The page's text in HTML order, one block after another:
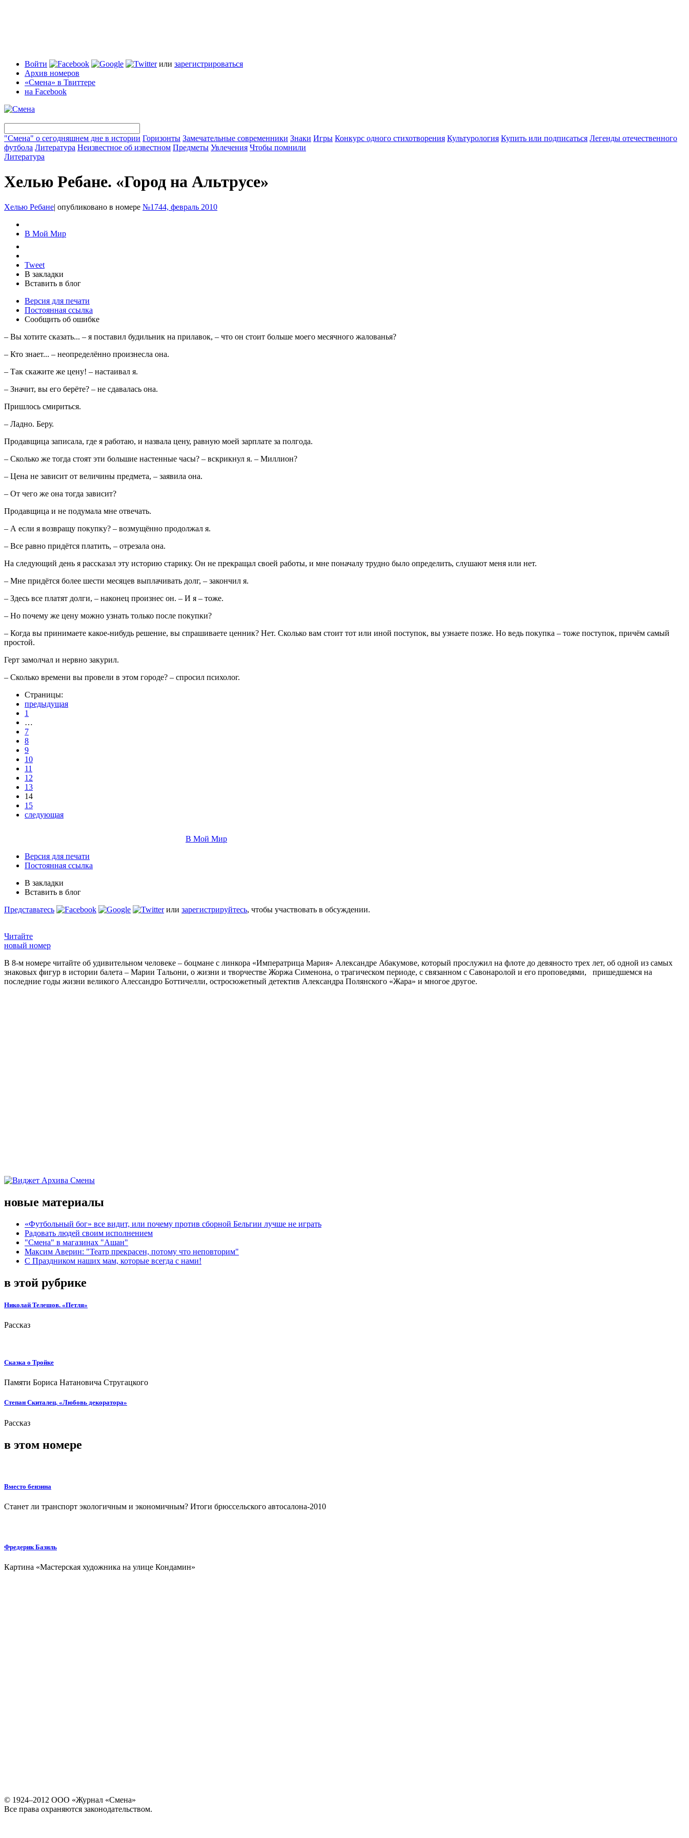
Войти или зарегистрироваться
Архив номеров
«Смена» в Твиттере
на Facebook
"Смена" о сегодняшнем дне в истории Горизонты Замечательные современники Знаки Игры Конкурс одного стихотворения Культурология Купить или подписаться Легенды отечественного
футбола Литература Неизвестное об известном Предметы Увлечения Чтобы помнили
Литература
Хелью Ребане. «Город на Альтрусе»
Хелью Ребане| опубликовано в номере №1744, февраль 2010
В Мой Мир
Tweet
В закладки
Вставить в блог
Версия для печати
Постоянная ссылка
Сообщить об ошибке
– Вы хотите сказать... – я поставил будильник на прилавок, – что он стоит больше моего месячного жалованья?
– Кто знает... – неопределённо произнесла она.
– Так скажите же цену! – настаивал я.
– Значит, вы его берёте? – не сдавалась она.
Пришлось смириться.
– Ладно. Беру.
Продавщица записала, где я работаю, и назвала цену, равную моей зарплате за полгода.
– Сколько же тогда стоят эти большие настенные часы? – вскрикнул я. – Миллион?
– Цена не зависит от величины предмета, – заявила она.
– От чего же она тогда зависит?
Продавщица и не подумала мне отвечать.
– А если я возвращу покупку? – возмущённо продолжал я.
– Все равно придётся платить, – отрезала она.
На следующий день я рассказал эту историю старику. Он не прекращал своей работы, и мне поначалу трудно было определить, слушают меня или нет.
– Мне придётся более шести месяцев выплачивать долг, – закончил я.
– Здесь все платят долги, – наконец произнес он. – И я – тоже.
– Но почему же цену можно узнать только после покупки?
– Когда вы принимаете какое-нибудь решение, вы спрашиваете ценник? Нет. Сколько вам стоит тот или иной поступок, вы узнаете позже. Но ведь покупка – тоже поступок, причём самый
простой.
Герт замолчал и нервно закурил.
– Сколько времени вы провели в этом городе? – спросил психолог.
Страницы:
предыдущая
1
…
7
8
9
10
11
12
13
14
15
следующая
В Мой Мир
Версия для печати
Постоянная ссылка
В закладки
Вставить в блог
Представьтесь
или зарегистрируйтесь, чтобы участвовать в обсуждении.
Читайте
новый номер
В 8-м номере читайте об удивительном человеке – боцмане с линкора «Императрица Мария» Александре Абакумове, который прослужил на флоте до девяносто трех лет, об одной из самых
знаковых фигур в истории балета – Марии Тальони, о жизни и творчестве Жоржа Сименона, о трагическом периоде, с связанном с Савонаролой и его проповедями, пришедшемся на
последние годы жизни великого Алессандро Боттичелли, остросюжетный детектив Александра Полянского «Жара» и многое другое.
новые материалы
«Футбольный бог» все видит, или почему против сборной Бельгии лучше не играть
Радовать людей своим исполнением
"Смена" в магазинах "Ашан"
Максим Аверин: "Театр прекрасен, потому что неповторим"
С Праздником наших мам, которые всегда с нами!
в этой рубрике
Николай Телешов. «Петля»
Рассказ
Сказка о Тройке
Памяти Бориса Натановича Стругацкого
Степан Скиталец. «Любовь декоратора»
Рассказ
в этом номере
Вместо бензина
Станет ли транспорт экологичным и экономичным? Итоги брюссельского автосалона-2010
Фредерик Базиль
Картина «Мастерская художника на улице Кондамин»
© 1924–2012 ООО «Журнал «Смена»
Все права охраняются законодательством.